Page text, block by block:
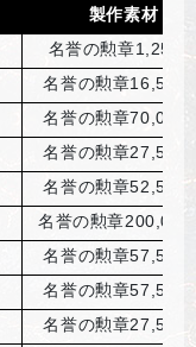
製作素材
名誉の勲章1,250
名誉の勲章16,500
名誉の勲章70,000
名誉の勲章27,500
名誉の勲章52,500
名誉の勲章200,000
名誉の勲章57,500
名誉の勲章57,500
名誉の勲章27,500